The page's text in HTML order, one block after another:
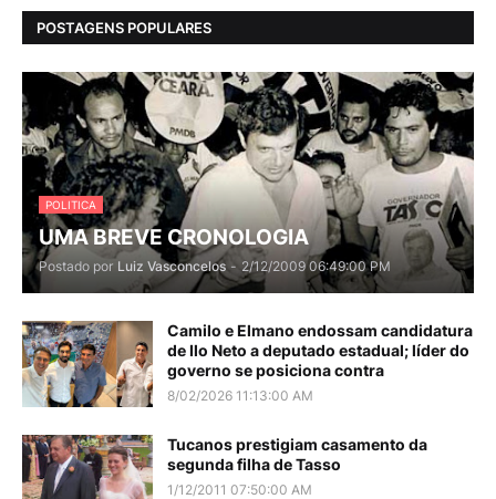
POSTAGENS POPULARES
POLITICA
UMA BREVE CRONOLOGIA
Postado por Luiz Vasconcelos - 2/12/2009 06:49:00 PM
Camilo e Elmano endossam candidatura
de Ilo Neto a deputado estadual; líder do
governo se posiciona contra
8/02/2026 11:13:00 AM
Tucanos prestigiam casamento da
segunda filha de Tasso
1/12/2011 07:50:00 AM